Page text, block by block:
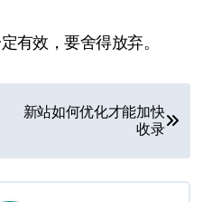
有效，要舍得放弃。
新站如何优化才能加快
收录